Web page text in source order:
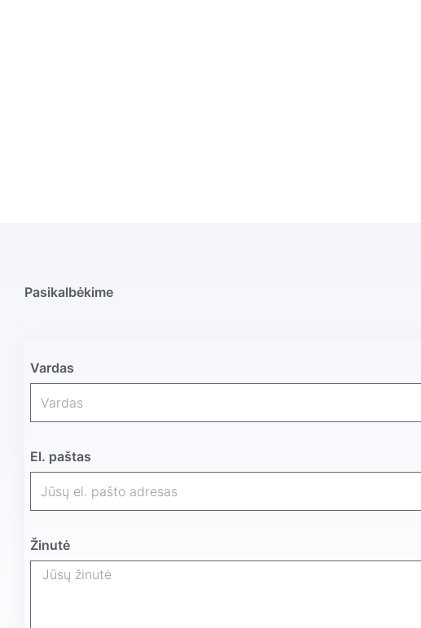
Pasikalbėkime
Vardas
El. paštas
Žinutė